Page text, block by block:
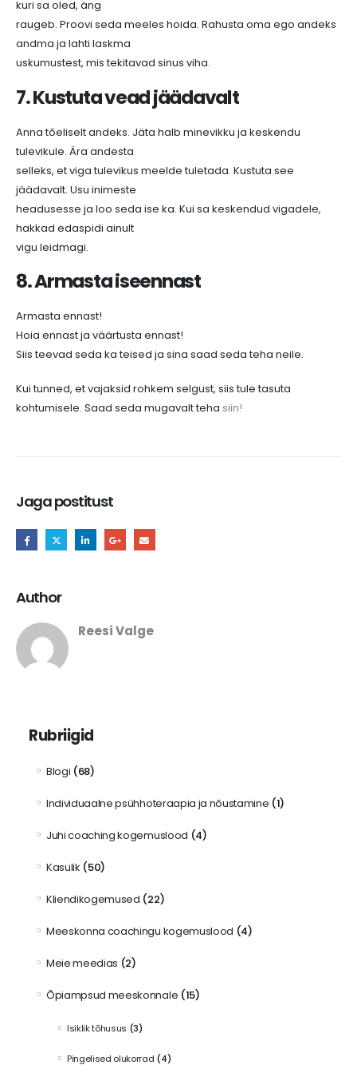
kuri sa oled, äng
raugeb. Proovi seda meeles hoida. Rahusta oma ego andeks
andma ja lahti laskma
uskumustest, mis tekitavad sinus viha.
7. Kustuta vead jäädavalt
Anna tõeliselt andeks. Jäta halb minevikku ja keskendu
tulevikule. Ära andesta
selleks, et viga tulevikus meelde tuletada. Kustuta see
jäädavalt. Usu inimeste
headusesse ja loo seda ise ka. Kui sa keskendud vigadele,
hakkad edaspidi ainult
vigu leidmagi.
8. Armasta iseennast
Armasta ennast!
Hoia ennast ja väärtusta ennast!
Siis teevad seda ka teised ja sina saad seda teha neile.
Kui tunned, et vajaksid rohkem selgust, siis tule tasuta
kohtumisele. Saad seda mugavalt teha siin!
Jaga postitust
Author
Reesi Valge
Rubriigid
Blogi (68)
Individuaalne psühhoteraapia ja nõustamine (1)
Juhi coaching kogemuslood (4)
Kasulik (50)
Kliendikogemused (22)
Meeskonna coachingu kogemuslood (4)
Meie meedias (2)
Õpiampsud meeskonnale (15)
Isiklik tõhusus (3)
Pingelised olukorrad (4)